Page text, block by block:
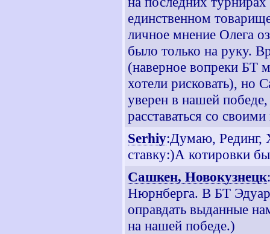
единственном
личное мнение Олега
было только на руку.
(наверное вопреки БТ
хотели рисковать), но
уверен в нашей
расставаться со
Serhiy:Думаю, Рединг,
ставку:)А котировки
Сашкен, Новокузнецк
Нюрнберга. В БТ
оправдать выданные
на нашей победе.)